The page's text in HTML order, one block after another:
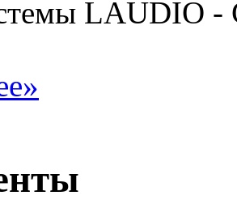
LAUDIO -